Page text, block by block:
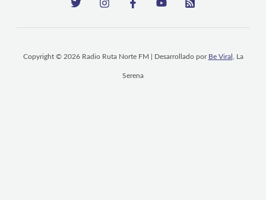
Copyright © 2026 Radio Ruta Norte FM | Desarrollado por Be Viral , La
Serena